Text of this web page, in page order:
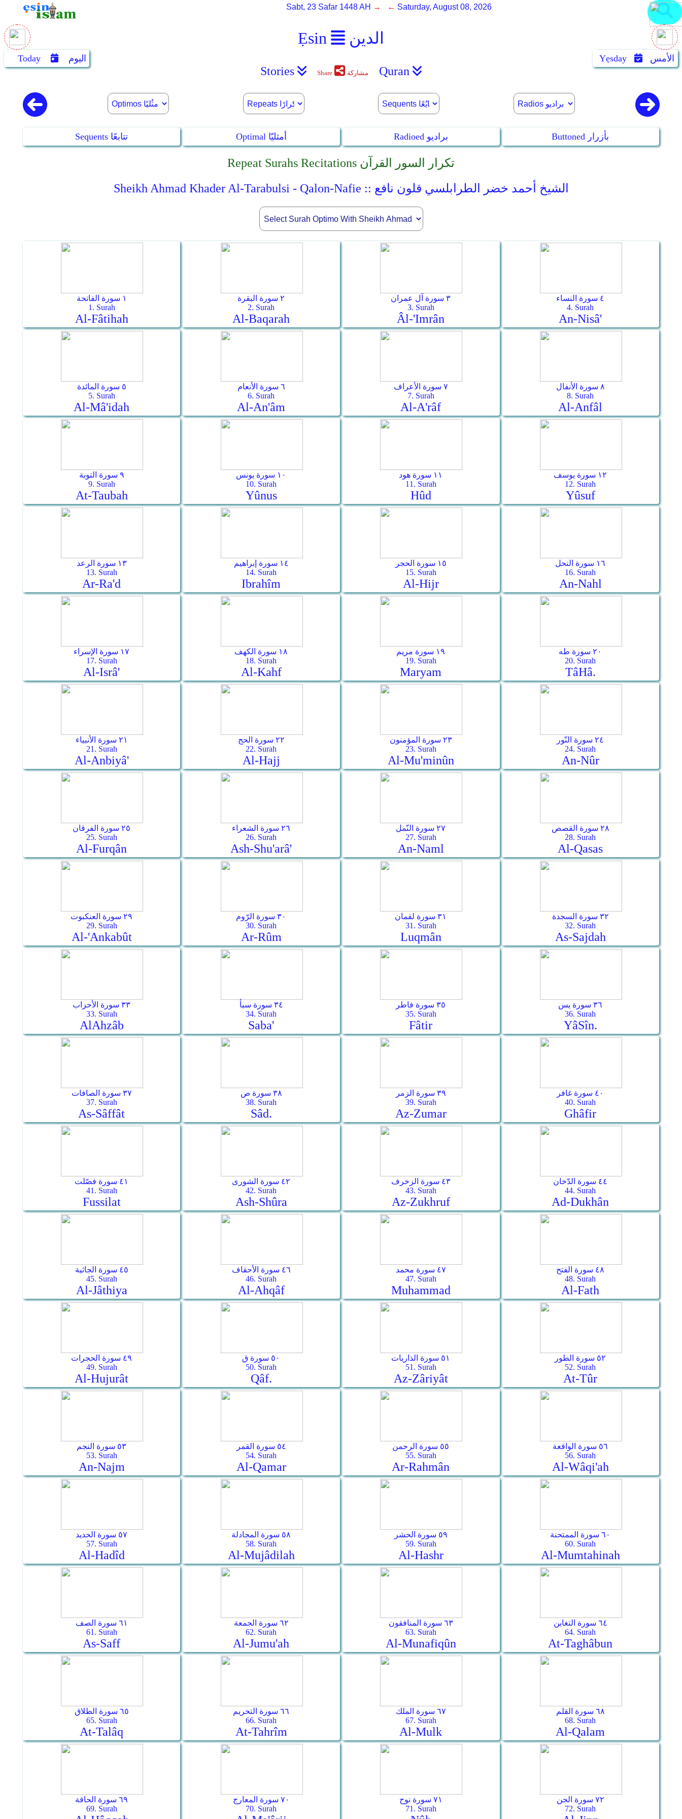
Ẹsin الدين
Sabt, 23 Safar 1448 AH → ← Saturday, August 08, 2026
Today اليوم Yẹsday الأمس
Stories Share مشاركة Quran
Sequents تتابعًا Optimal أمثليّا Radioed براديو Buttoned بأزرار
Repeat Surahs Recitations تكرار السور القرآن
Sheikh Ahmad Khader Al-Tarabulsi - Qalon-Nafie :: الشيخ أحمد خضر الطرابلسي قلون نافع
١ سورة الفاتحة
1. Surah
Al-Fâtihah
٢ سورة البقرة
2. Surah
Al-Baqarah
٣ سورة آل عمران
3. Surah
Âl-'Imrân
٤ سورة النساء
4. Surah
An-Nisâ'
٥ سورة المائدة
5. Surah
Al-Mâ'idah
٦ سورة الأنعام
6. Surah
Al-An'âm
٧ سورة الأعراف
7. Surah
Al-A'râf
٨ سورة الأنفال
8. Surah
Al-Anfâl
٩ سورة التوبة
9. Surah
At-Taubah
١٠ سورة يونس
10. Surah
Yûnus
١١ سورة هود
11. Surah
Hûd
١٢ سورة يوسف
12. Surah
Yûsuf
١٣ سورة الرعد
13. Surah
Ar-Ra'd
١٤ سورة إبراهيم
14. Surah
Ibrahîm
١٥ سورة الحجر
15. Surah
Al-Hijr
١٦ سورة النحل
16. Surah
An-Nahl
١٧ سورة الإسراء
17. Surah
Al-Isrâ'
١٨ سورة الكهف
18. Surah
Al-Kahf
١٩ سورة مريم
19. Surah
Maryam
٢٠ سورة طه
20. Surah
Tâ­Hâ.
٢١ سورة الأنبياء
21. Surah
Al-Anbiyâ'
٢٢ سورة الحج
22. Surah
Al-Hajj
٢٣ سورة المؤمنون
23. Surah
Al-Mu'minûn
٢٤ سورة النّور
24. Surah
An-Nûr
٢٥ سورة الفرقان
25. Surah
Al-Furqân
٢٦ سورة الشعراء
26. Surah
Ash-Shu'arâ'
٢٧ سورة النّمل
27. Surah
An-Naml
٢٨ سورة القصص
28. Surah
Al-Qasas
٢٩ سورة العنكبوت
29. Surah
Al-'Ankabût
٣٠ سورة الرّوم
30. Surah
Ar-­Rûm
٣١ سورة لقمان
31. Surah
Luqmân
٣٢ سورة السجدة
32. Surah
As-­Sajdah
٣٣ سورة الأحزاب
33. Surah
Al­Ahzâb
٣٤ سورة سبأ
34. Surah
Saba'
٣٥ سورة فاطر
35. Surah
Fâtir
٣٦ سورة يس
36. Surah
Yâ­Sîn.
٣٧ سورة الصافات
37. Surah
As-Sâffât
٣٨ سورة ص
38. Surah
Sâd.
٣٩ سورة الزمر
39. Surah
Az-Zumar
٤٠ سورة غافر
40. Surah
Ghâfir
٤١ سورة فصّلت
41. Surah
Fussilat
٤٢ سورة الشورى
42. Surah
Ash-Shûra
٤٣ سورة الزخرف
43. Surah
Az-Zukhruf
٤٤ سورة الدّخان
44. Surah
Ad-Dukhân
٤٥ سورة الجاثية
45. Surah
Al-Jâthiya
٤٦ سورة الأحقاف
46. Surah
Al-Ahqâf
٤٧ سورة محمد
47. Surah
Muhammad
٤٨ سورة الفتح
48. Surah
Al-Fath
٤٩ سورة الحجرات
49. Surah
Al-Hujurât
٥٠ سورة ق
50. Surah
Qâf.
٥١ سورة الذاريات
51. Surah
Az-Zâriyât
٥٢ سورة الطور
52. Surah
At-Tûr
٥٣ سورة النجم
53. Surah
An-Najm
٥٤ سورة القمر
54. Surah
Al-Qamar
٥٥ سورة الرحمن
55. Surah
Ar-Rahmân
٥٦ سورة الواقعة
56. Surah
Al-Wâqi'ah
٥٧ سورة الحديد
57. Surah
Al-Hadîd
٥٨ سورة المجادلة
58. Surah
Al-Mujâdilah
٥٩ سورة الحشر
59. Surah
Al-Hashr
٦٠ سورة الممتحنة
60. Surah
Al-Mumtahinah
٦١ سورة الصف
61. Surah
As-Saff
٦٢ سورة الجمعة
62. Surah
Al-Jumu'ah
٦٣ سورة المنافقون
63. Surah
Al-Munafiqûn
٦٤ سورة التغابن
64. Surah
At-Taghâbun
٦٥ سورة الطلاق
65. Surah
At-Talâq
٦٦ سورة التحريم
66. Surah
At-Tahrîm
٦٧ سورة الملك
67. Surah
Al-Mulk
٦٨ سورة القلم
68. Surah
Al-Qalam
٦٩ سورة الحاقة
69. Surah
٧٠ سورة المعارج
70. Surah
٧١ سورة نوح
71. Surah
٧٢ سورة الجن
72. Surah